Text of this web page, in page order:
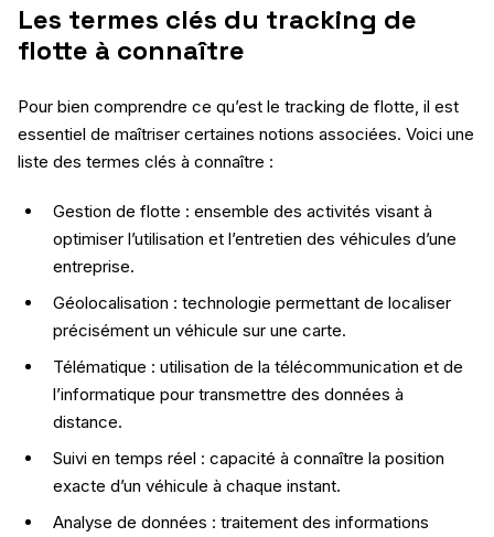
Les termes clés du tracking de
flotte à connaître
Pour bien comprendre ce qu’est le tracking de flotte, il est
essentiel de maîtriser certaines notions associées. Voici une
liste des termes clés à connaître :
Gestion de flotte : ensemble des activités visant à
optimiser l’utilisation et l’entretien des véhicules d’une
entreprise.
Géolocalisation : technologie permettant de localiser
précisément un véhicule sur une carte.
Télématique : utilisation de la télécommunication et de
l’informatique pour transmettre des données à
distance.
Suivi en temps réel : capacité à connaître la position
exacte d’un véhicule à chaque instant.
Analyse de données : traitement des informations